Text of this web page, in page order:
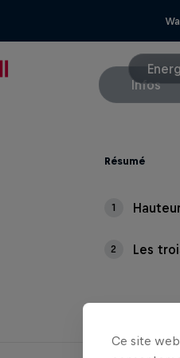
Infos
Résumé
1
2 Les
Ce site